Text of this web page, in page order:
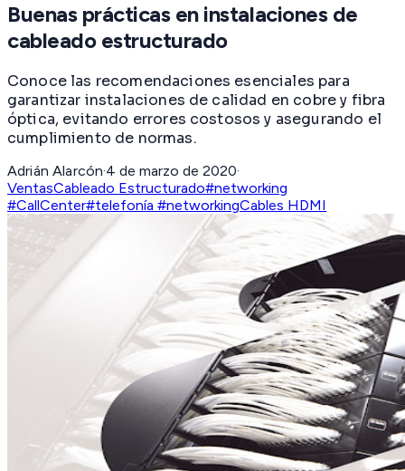
Buenas prácticas en instalaciones de
cableado estructurado
Conoce las recomendaciones esenciales para
garantizar instalaciones de calidad en cobre y fibra
óptica, evitando errores costosos y asegurando el
cumplimiento de normas.
Adrián Alarcón·4 de marzo de 2020·
VentasCableado Estructurado#networking
#CallCenter#telefonía #networkingCables HDMI